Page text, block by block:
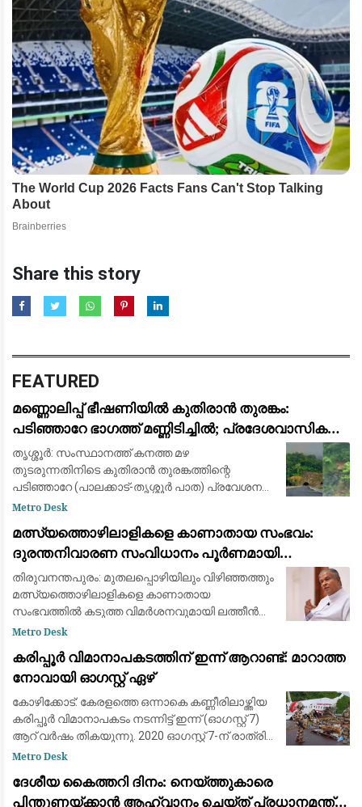
Share this story
FEATURED
മണ്ണൊലിപ്പ് ഭീഷണിയിൽ കുതിരാൻ തുരങ്കം:
പടിഞ്ഞാറേ ഭാഗത്ത് മണ്ണിടിച്ചിൽ; പ്രദേശവാസികളും
യാത്രക്കാരും ആശങ്കയിൽ
തൃശ്ശൂർ: സംസ്ഥാനത്ത് കനത്ത മഴ
തുടരുന്നതിനിടെ കുതിരാൻ തുരങ്കത്തിന്റെ
പടിഞ്ഞാറേ (പാലക്കാട്-തൃശ്ശൂർ പാത) പ്രവേശന
കവാടത്തിന് സമീപം ശക്തമായ മണ്ണിടിച്ചിൽ.
മുകളിലെ മ
Metro Desk
മത്സ്യത്തൊഴിലാളികളെ കാണാതായ സംഭവം:
ദുരന്തനിവാരണ സംവിധാനം പൂർണമായി
പരാജയപ്പെട്ടു; കടുത്ത വിമർശനവുമായി ഫാ. യൂജിൻ
പെരേര
തിരുവനന്തപുരം: മുതലപ്പൊഴിയിലും വിഴിഞ്ഞത്തും
മത്സ്യത്തൊഴിലാളികളെ കാണാതായ
സംഭവത്തില്‍ കടുത്ത വിമര്‍ശനവുമായി ലത്തീന്‍
സഭ വികാരി ജനറല്‍ ഫാ. യൂജിന്‍ പെരേര. സംഭവം
Metro Desk
കരിപ്പൂർ വിമാനാപകടത്തിന് ഇന്ന് ആറാണ്ട്: മാറാത്ത
നോവായി ഓഗസ്റ്റ് ഏഴ്
കോഴിക്കോട്: കേരളത്തെ ഒന്നാകെ കണ്ണീരിലാഴ്ത്തിയ
കരിപ്പൂർ വിമാനാപകടം നടന്നിട്ട് ഇന്ന് (ഓഗസ്റ്റ് 7)
ആറ് വർഷം തികയുന്നു. 2020 ഓഗസ്റ്റ് 7-ന് രാത്രി
കനത്ത മഴയത്ത് ദുബായിൽ നിന്ന് എത്തിയ എയർ
Metro Desk
ദേശീയ കൈത്തറി ദിനം: നെയ്ത്തുകാരെ
പിന്തുണയ്ക്കാൻ ആഹ്വാനം ചെയ്ത് പ്രധാനമന്ത്രി